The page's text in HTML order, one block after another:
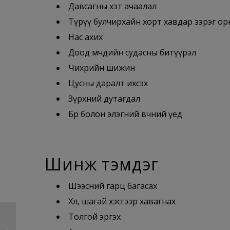
Давсагны хэт ачаалал
Түрүү булчирхайн хорт хавдар зэрэг
Нас ахих
Доод мөчдийн судасны битүүрэл
Чихрийн шижин
Цусны даралт ихсэх
Зүрхний дутагдал
Бөөр болон элэгний өвчний үед
Шинж тэмдэг
Шээсний гарц багасах
Хөл, шагай хэсгээр хавагнах
Толгой эргэх